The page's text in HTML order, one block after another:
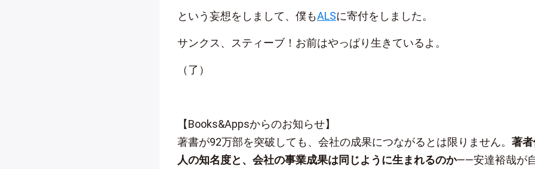
という妄想をしまして、僕もALSに寄付をしました。
サンクス、スティーブ！お前はやっぱり生きているよ。
（了）
【Books&Appsからのお知らせ】
著書が92万部を突破しても、会社の成果につながるとは限りません。 著者
人の知名度と、会社の事業成果は同じように生まれるのか——安達裕哉が